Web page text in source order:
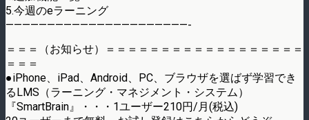
5.今週のeラーニング
——————————————————————-
＝＝＝（お知らせ）＝＝＝＝＝＝＝＝＝＝＝＝＝＝＝＝＝＝
＝＝＝
●iPhone、iPad、Android、PC、ブラウザを選ばず学習でき
るLMS（ラーニング・マネジメント・システム）
『SmartBrain』・・・1ユーザー210円/月(税込)